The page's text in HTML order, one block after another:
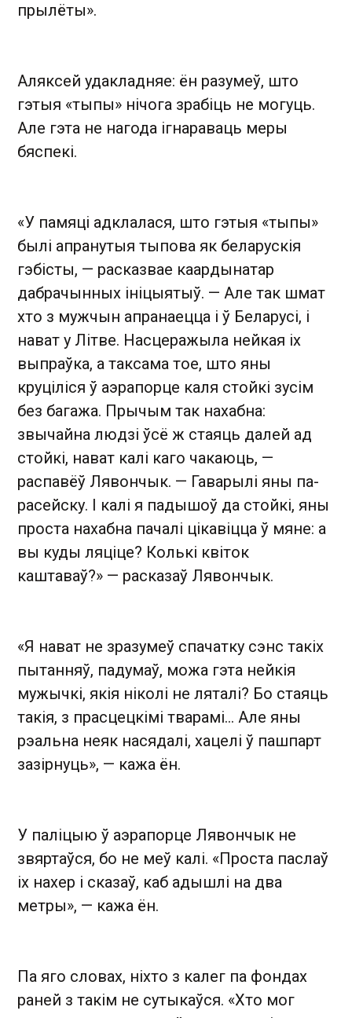
прылёты».
Аляксей удакладняе: ён разумеў, што
гэтыя «тыпы» нічога зрабіць не могуць.
Але гэта не нагода ігнараваць меры
бяспекі.
«У памяці адклалася, што гэтыя «тыпы»
былі апранутыя тыпова як беларускія
гэбісты, — расказвае каардынатар
дабрачынных ініцыятыў. — Але так шмат
хто з мужчын апранаецца і ў Беларусі, і
нават у Літве. Насцеражыла нейкая іх
выпраўка, а таксама тое, што яны
круціліся ў аэрапорце каля стойкі зусім
без багажа. Прычым так нахабна:
звычайна людзі ўсё ж стаяць далей ад
стойкі, нават калі каго чакаюць, —
распавёў Лявончык. — Гаварылі яны па-
расейску. І калі я падышоў да стойкі, яны
проста нахабна пачалі цікавіцца ў мяне: а
вы куды ляціце? Колькі квіток
каштаваў?» — расказаў Лявончык.
«Я нават не зразумеў спачатку сэнс такіх
пытанняў, падумаў, можа гэта нейкія
мужычкі, якія ніколі не ляталі? Бо стаяць
такія, з прасцецкімі тварамі… Але яны
рэальна неяк насядалі, хацелі ў пашпарт
зазірнуць», — кажа ён.
У паліцыю ў аэрапорце Лявончык не
звяртаўся, бо не меў калі. «Проста паслаў
іх нахер і сказаў, каб адышлі на два
метры», — кажа ён.
Па яго словах, ніхто з калег па фондах
раней з такім не сутыкаўся. «Хто мог